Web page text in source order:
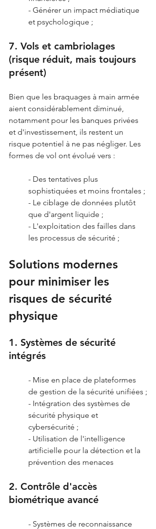
- Générer un impact médiatique
et psychologique ;
7. Vols et cambriolages
(risque réduit, mais toujours
présent)
Bien que les braquages à main armée
aient considérablement diminué,
notamment pour les banques privées
et d'investissement, ils restent un
risque potentiel à ne pas négliger. Les
formes de vol ont évolué vers :
- Des tentatives plus
sophistiquées et moins frontales ;
- Le ciblage de données plutôt
que d'argent liquide ;
- L'exploitation des failles dans
les processus de sécurité ;
Solutions modernes
pour minimiser les
risques de sécurité
physique
1. Systèmes de sécurité
intégrés
- Mise en place de plateformes
de gestion de la sécurité unifiées ;
- Intégration des systèmes de
sécurité physique et
cybersécurité ;
- Utilisation de l'intelligence
artificielle pour la détection et la
prévention des menaces
2. Contrôle d'accès
biométrique avancé
- Systèmes de reconnaissance